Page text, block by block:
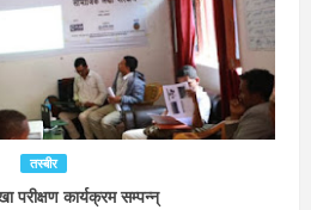
तस्बीर
परीक्षण कार्यक्रम सम्पन्न्